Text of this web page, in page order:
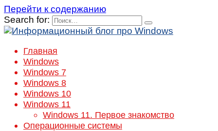
Перейти к содержанию
Search for:
Главная
Windows
Windows 7
Windows 8
Windows 10
Windows 11
Windows 11. Первое знакомство
Операционные системы